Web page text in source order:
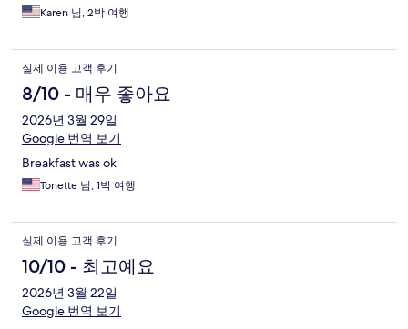
Karen 님, 2박 여행
실제 이용 고객 후기
8/10 - 매우 좋아요
2026년 3월 29일
Google 번역 보기
Breakfast was ok
Tonette 님, 1박 여행
실제 이용 고객 후기
10/10 - 최고예요
2026년 3월 22일
Google 번역 보기